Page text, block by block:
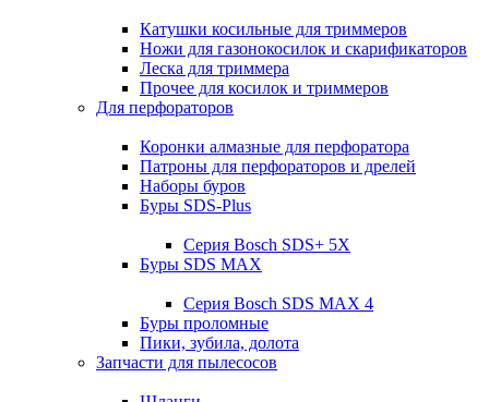
Катушки косильные для триммеров
Ножи для газонокосилок и скарификаторов
Леска для триммера
Прочее для косилок и триммеров
Для перфораторов
Коронки алмазные для перфоратора
Патроны для перфораторов и дрелей
Наборы буров
Буры SDS-Plus
Серия Bosch SDS+ 5X
Буры SDS MAX
Серия Bosch SDS MAX 4
Буры проломные
Пики, зубила, долота
Запчасти для пылесосов